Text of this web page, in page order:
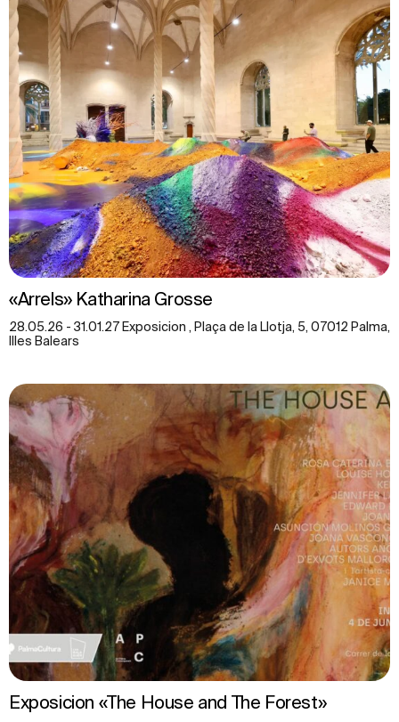
«Arrels» Katharina Grosse
28.05.26 - 31.01.27 Exposicion , Plaça de la Llotja, 5, 07012 Palma,
Illes Balears
Exposicion «The House and The Forest»